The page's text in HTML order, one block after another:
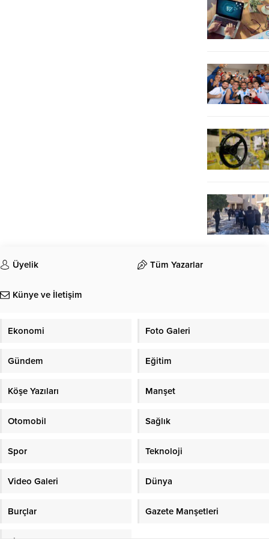
Üyelik Tüm Yazarlar
Künye ve İletişim
Ekonomi Foto Galeri
Gündem Eğitim
Köşe Yazıları Manşet
Otomobil Sağlık
Spor Teknoloji
Video Galeri Dünya
Burçlar Gazete Manşetleri